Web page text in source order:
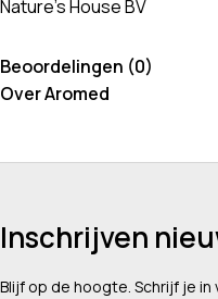
Nature’s House BV
Beoordelingen (0)
Over Aromed
Inschrijven
Blijf op de hoogte. Schrijf je in